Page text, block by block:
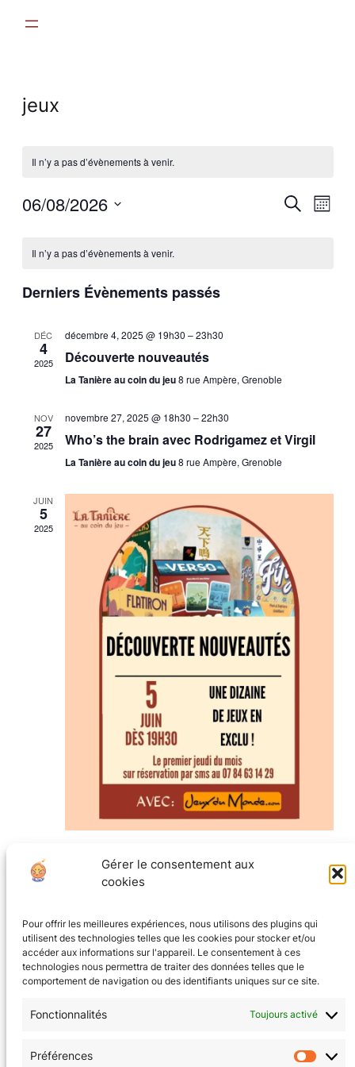
Gérer le consentement aux
cookies
Pour offrir les meilleures expériences, nous utilisons des plugins qui
utilisent des technologies telles que les cookies pour stocker et/ou
accéder aux informations sur l'appareil. Le consentement à ces
technologies nous permettra de traiter des données telles que le
comportement de navigation ou des identifiants uniques sur ce site.
Fonctionnalités Toujours activé
Préférences
jeux
Il n’y a pas d’évènements à venir.
Recherche
Mois
06/08/2026
date.
de
Évènements
Il n’y a pas d’évènements à venir.
Derniers Évènements passés
DÉC
4
2025
décembre 4, 2025 @ 19h30 –23h30
Découverte nouveautés
La Tanière au coin du jeu8 rue Ampère, Grenoble
NOV
27
2025
novembre 27, 2025 @ 18h30 –22h30
Who’s the brain avec Rodrigamez et Virgil
La Tanière au coin du jeu8 rue Ampère, Grenoble
JUIN
5
2025
Découverte jeux